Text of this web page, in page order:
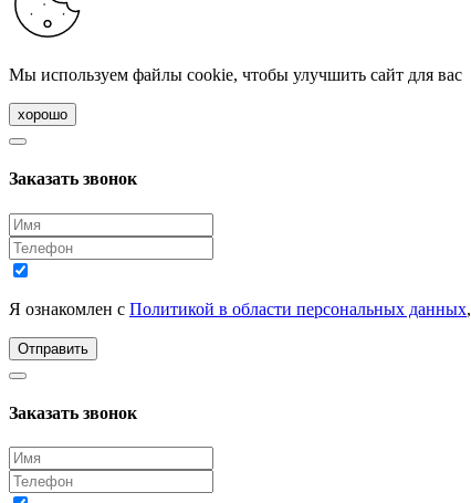
Мы используем файлы cookie, чтобы улучшить сайт для вас
хорошо
Заказать звонок
Я ознакомлен с Политикой в области персональных данных,
Отправить
Заказать звонок